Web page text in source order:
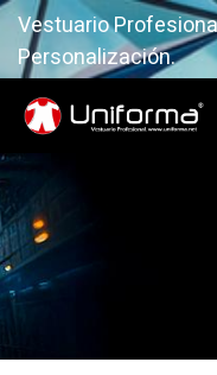
Vestuario
Personalización.